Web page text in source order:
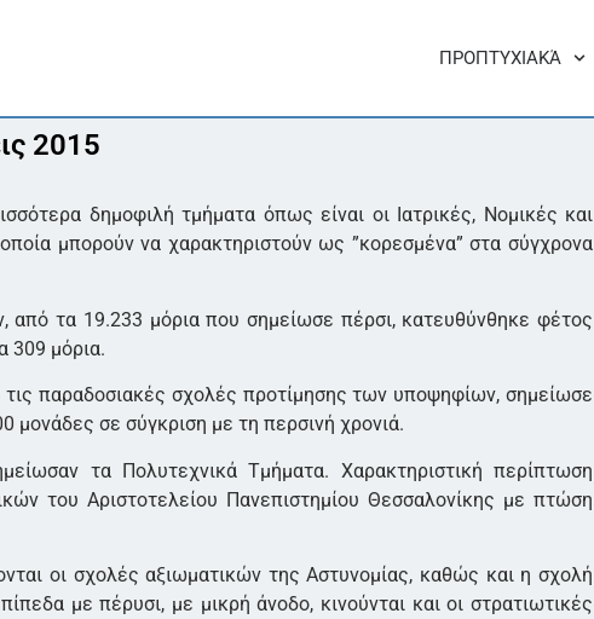
ΠΡΟΠΤΥΧΙΑΚΆ
2015
δημοφιλή τμήματα όπως είναι οι Ιατρικές, Νομικές και
μπορούν να χαρακτηριστούν ως ”κορεσμένα” στα σύγχρονα
από τα 19.233 μόρια που σημείωσε πέρσι, κατευθύνθηκε φέτος
309 μόρια.
παραδοσιακές σχολές προτίμησης των υποψηφίων, σημείωσε
μονάδες σε σύγκριση με τη περσινή χρονιά.
τα Πολυτεχνικά Τμήματα. Χαρακτηριστική περίπτωση
του Αριστοτελείου Πανεπιστημίου Θεσσαλονίκης με πτώση
οι σχολές αξιωματικών της Αστυνομίας, καθώς και η σχολή
με πέρυσι, με μικρή άνοδο, κινούνται και οι στρατιωτικές